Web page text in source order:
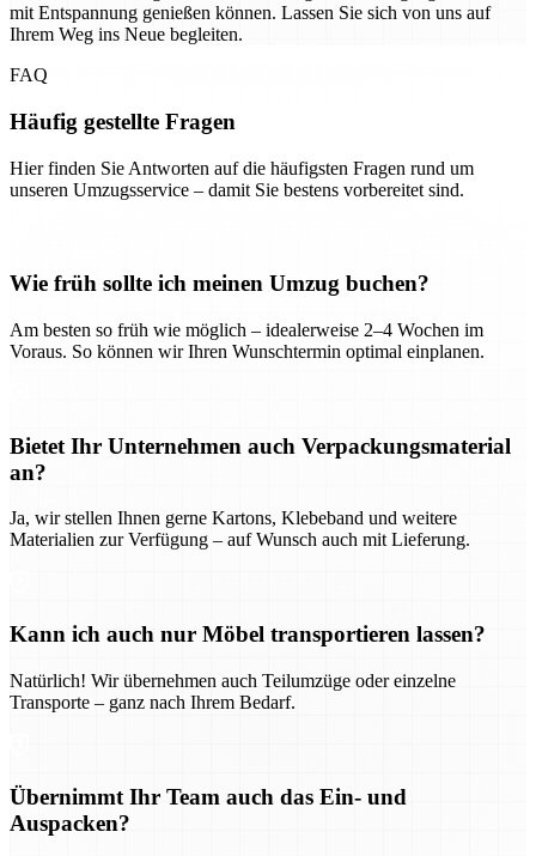
mit Entspannung genießen können. Lassen Sie sich von uns auf
Ihrem Weg ins Neue begleiten.
FAQ
Häufig gestellte Fragen
Hier finden Sie Antworten auf die häufigsten Fragen rund um
unseren Umzugsservice – damit Sie bestens vorbereitet sind.
Wie früh sollte ich meinen Umzug buchen?
Am besten so früh wie möglich – idealerweise 2–4 Wochen im
Voraus. So können wir Ihren Wunschtermin optimal einplanen.
Bietet Ihr Unternehmen auch Verpackungsmaterial
an?
Ja, wir stellen Ihnen gerne Kartons, Klebeband und weitere
Materialien zur Verfügung – auf Wunsch auch mit Lieferung.
Kann ich auch nur Möbel transportieren lassen?
Natürlich! Wir übernehmen auch Teilumzüge oder einzelne
Transporte – ganz nach Ihrem Bedarf.
Übernimmt Ihr Team auch das Ein- und
Auspacken?